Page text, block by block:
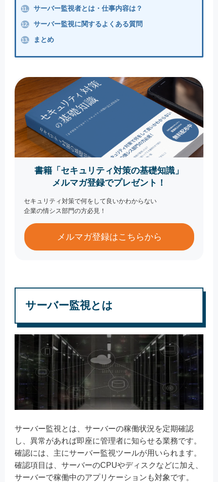
11. サーバー監視者とは・仕事内容は？
12. サーバー監視に関するよくある質問
13. まとめ
書籍「セキュリティ対策の基礎知識」
メルマガ登録でプレゼント！
セキュリティ対策で何をして良いかわからない
企業の情シス部門の方必見！
メルマガ登録はこちらから
サーバー監視とは
サーバー監視とは、サーバーの稼働状況を定期確認
し、異常があれば即座に管理者に知らせる業務です。
確認には、主にサーバー監視ツールが用いられます。
確認項目は、サーバーのCPUやディスクなどに加え、
サーバーで稼働中のアプリケーションも対象です。